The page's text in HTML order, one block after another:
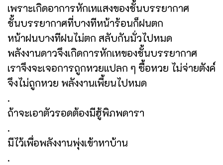
เพราะเกิดอาการหักเหแสงของชั้นบรรยากาศ
ชั้นบรรยากาศที่บางทีหน้าร้อนก็ฝนตก
หน้าฝนบางทีฝนไม่ตก สลับกันมั่วไปหมด
พลังงานดาวจึงเกิดการหักเหของชั้นบรรยากาศ
เราจึงจะเจอการถูกหวยแปลก ๆ ซื้อหวย ไม่จ่ายตังค์
จึงไม่ถูกหวย พลังงานเพี้ยนไปหมด
.
ถ้าจะเอาตัวรอดต้องมีฮู้พิภพดารา
.
มีไว้เพื่อพลังงานพุ่งเข้าหาบ้าน
.